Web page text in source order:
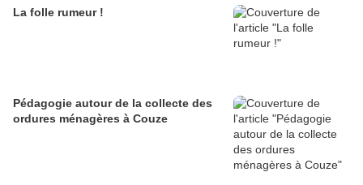
La folle rumeur !
Pédagogie autour de la collecte des
ordures ménagères à Couze